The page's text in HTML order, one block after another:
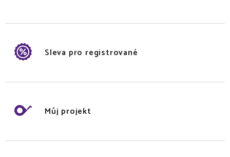
Sleva pro registrované
Můj projekt